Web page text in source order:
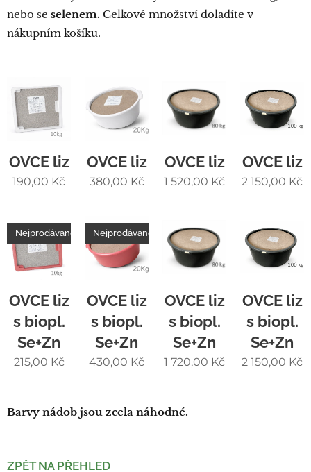
nebo se selenem. Celkové množství doladíte v
nákupním košíku.
OVCE liz
190,00 Kč
OVCE liz
380,00 Kč
OVCE liz
1 520,00 Kč
OVCE liz
2 150,00 Kč
OVCE liz
s biopl.
Se+Zn
Nejprodávanější
215,00 Kč
OVCE liz
s biopl.
Se+Zn
Nejprodávanější
430,00 Kč
OVCE liz
s biopl.
Se+Zn
1 720,00 Kč
OVCE liz
s biopl.
Se+Zn
2 150,00 Kč
Barvy nádob jsou zcela náhodné.
ZPĚT NA PŘEHLED